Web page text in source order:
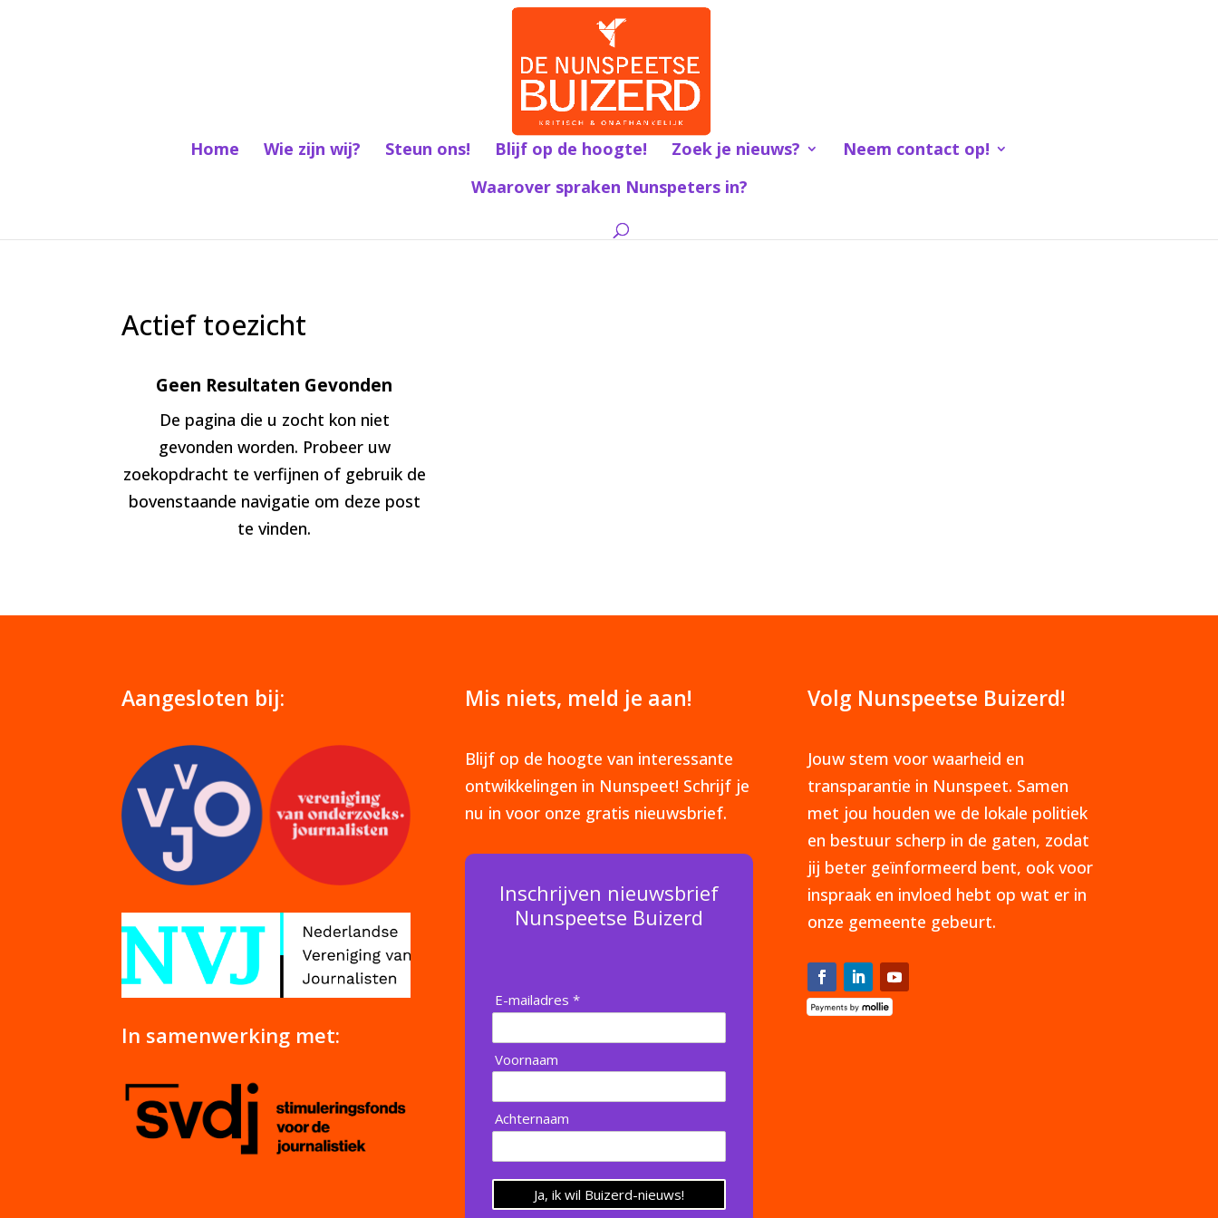
Home Wie zijn wij? Steun ons! Blijf op de hoogte! Zoek je nieuws?
Neem contact op!
Waarover spraken Nunspeters in?
Actief toezicht
Geen Resultaten Gevonden
De pagina die u zocht kon niet
gevonden worden. Probeer uw
zoekopdracht te verfijnen of gebruik de
bovenstaande navigatie om deze post
te vinden.
Aangesloten bij:
In samenwerking met:
Mis niets, meld je aan!
Blijf op de hoogte van interessante
ontwikkelingen in Nunspeet! Schrijf je
nu in voor onze gratis nieuwsbrief.
Inschrijven nieuwsbrief
Nunspeetse Buizerd
E-mailadres *
Voornaam
Achternaam
Ja, ik wil Buizerd-nieuws!
Volg Nunspeetse Buizerd!
Jouw stem voor waarheid en
transparantie in Nunspeet. Samen
met jou houden we de lokale politiek
en bestuur scherp in de gaten, zodat
jij beter geïnformeerd bent, ook voor
inspraak en invloed hebt op wat er in
onze gemeente gebeurt.